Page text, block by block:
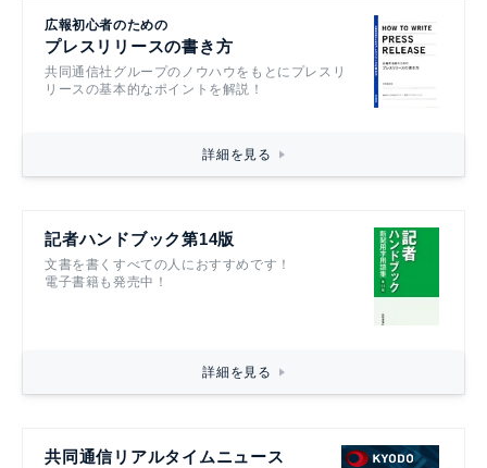
広報初心者のための
プレスリリースの書き方
共同通信社グループのノウハウをもとにプレスリ
リースの基本的なポイントを解説！
詳細を見る
記者ハンドブック第14版
文書を書くすべての人におすすめです！
電子書籍も発売中！
詳細を見る
共同通信リアルタイムニュース